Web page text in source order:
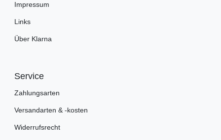
Impressum
Links
Über Klarna
Service
Zahlungsarten
Versandarten & -kosten
Widerrufsrecht